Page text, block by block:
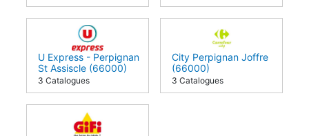
U Express - Perpignan
St Assiscle (66000)
3 Catalogues
City Perpignan Joffre
(66000)
3 Catalogues